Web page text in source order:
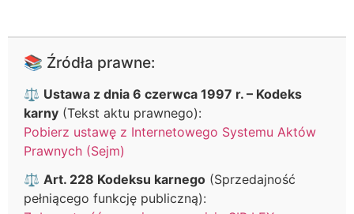
📚 Źródła prawne:
⚖️ Ustawa z dnia 6 czerwca 1997 r. – Kodeks
karny (Tekst aktu prawnego):
Pobierz ustawę z Internetowego Systemu Aktów
Prawnych (Sejm)
⚖️ Art. 228 Kodeksu karnego (Sprzedajność
pełniącego funkcję publiczną):